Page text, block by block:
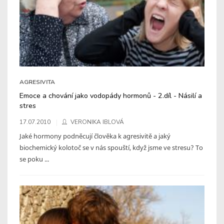
AGRESIVITA
Emoce a chování jako vodopády hormonů - 2.díl - Násilí a
stres
17.07.2010 VERONIKA IBLOVÁ
Jaké hormony podněcují člověka k agresivitě a jaký
biochemický kolotoč se v nás spouští, když jsme ve stresu? To
se poku ...